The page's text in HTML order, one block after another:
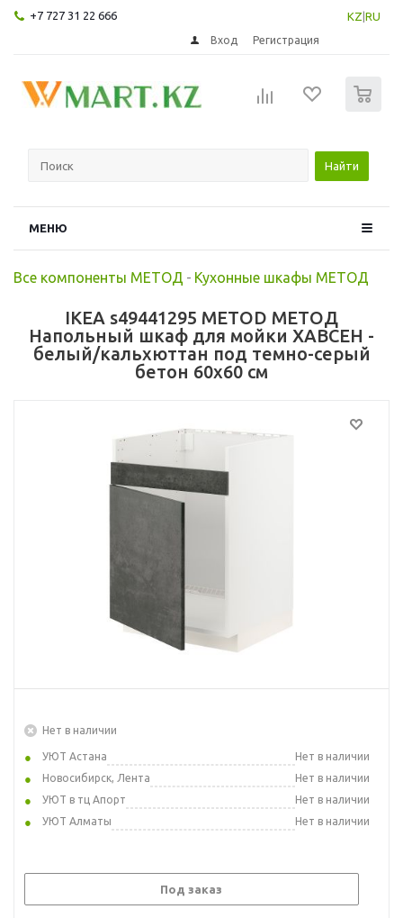
+7 727 31 22 666 KZ RU
Вход Регистрация
Найти
МЕНЮ
Все компоненты МЕТОД - Кухонные шкафы МЕТОД
IKEA s49441295 METOD МЕТОД
Напольный шкаф для мойки ХАВСЕН -
белый/кальхюттан под темно-серый
бетон 60x60 см
Нет в наличии
УЮТ Астана
Нет в наличии
Новосибирск, Лента
Нет в наличии
УЮТ в тц Апорт
Нет в наличии
УЮТ Алматы
Нет в наличии
Под заказ